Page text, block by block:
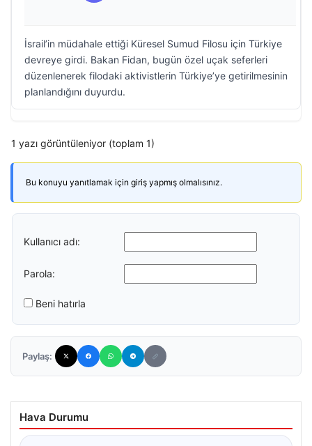
İsrail’in müdahale ettiği Küresel Sumud Filosu için Türkiye
devreye girdi. Bakan Fidan, bugün özel uçak seferleri
düzenlenerek filodaki aktivistlerin Türkiye’ye getirilmesinin
planlandığını duyurdu.
1 yazı görüntüleniyor (toplam 1)
Bu konuyu yanıtlamak için giriş yapmış olmalısınız.
Kullanıcı adı:
Parola:
Beni hatırla
Paylaş:
Hava Durumu